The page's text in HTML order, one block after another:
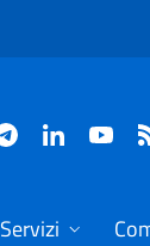
Servizi